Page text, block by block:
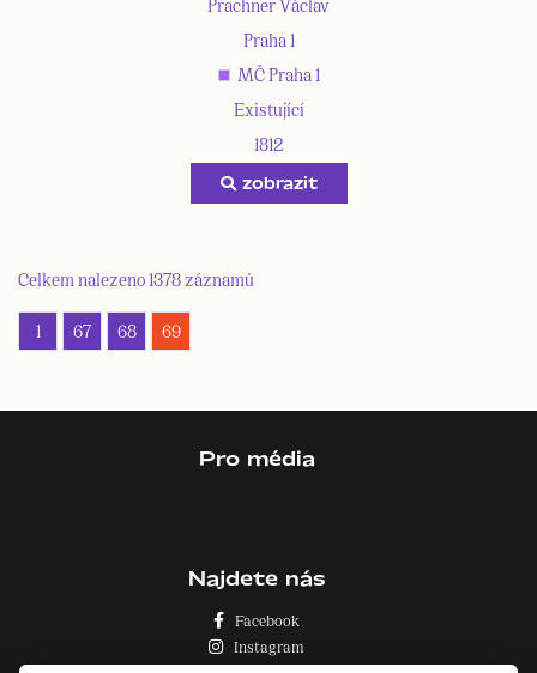
Praha 1
MČ Praha 1
Existující
1812
zobrazit
Celkem nalezeno 1378 záznamů
1 67 68 69
Pro média
Najdete nás
Facebook
Instagram